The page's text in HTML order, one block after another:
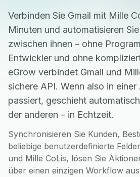
Verbinden Sie Gmail mit Mille
Minuten und automatisieren
zwischen ihnen – ohne
Entwickler und ohne
eGrow verbindet Gmail und
sichere API. Wenn also in
passiert, geschieht
der anderen – in Echtzeit.
Synchronisieren Sie Kunden,
beliebige benutzerdefinierte
und Mille CoLis, lösen Sie
über einen einzigen Workflow